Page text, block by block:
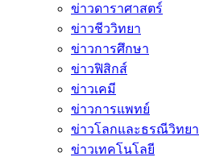
ข่าวดาราศาสตร์
ข่าวชีววิทยา
ข่าวการศึกษา
ข่าวฟิสิกส์
ข่าวเคมี
ข่าวการแพทย์
ข่าวโลกและธรณีวิทยา
ข่าวเทคโนโลยี